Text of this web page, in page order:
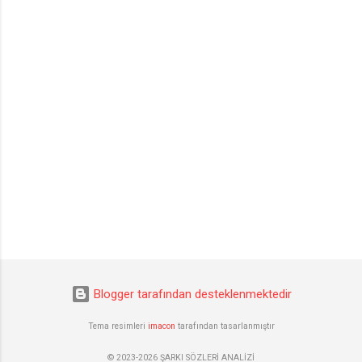
Blogger tarafından desteklenmektedir
Tema resimleri imacon tarafından tasarlanmıştır
© 2023-2026 ŞARKI SÖZLERİ ANALİZİ